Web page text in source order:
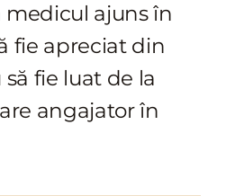
medicul ajuns în
fie apreciat din
fie luat de la
angajator în